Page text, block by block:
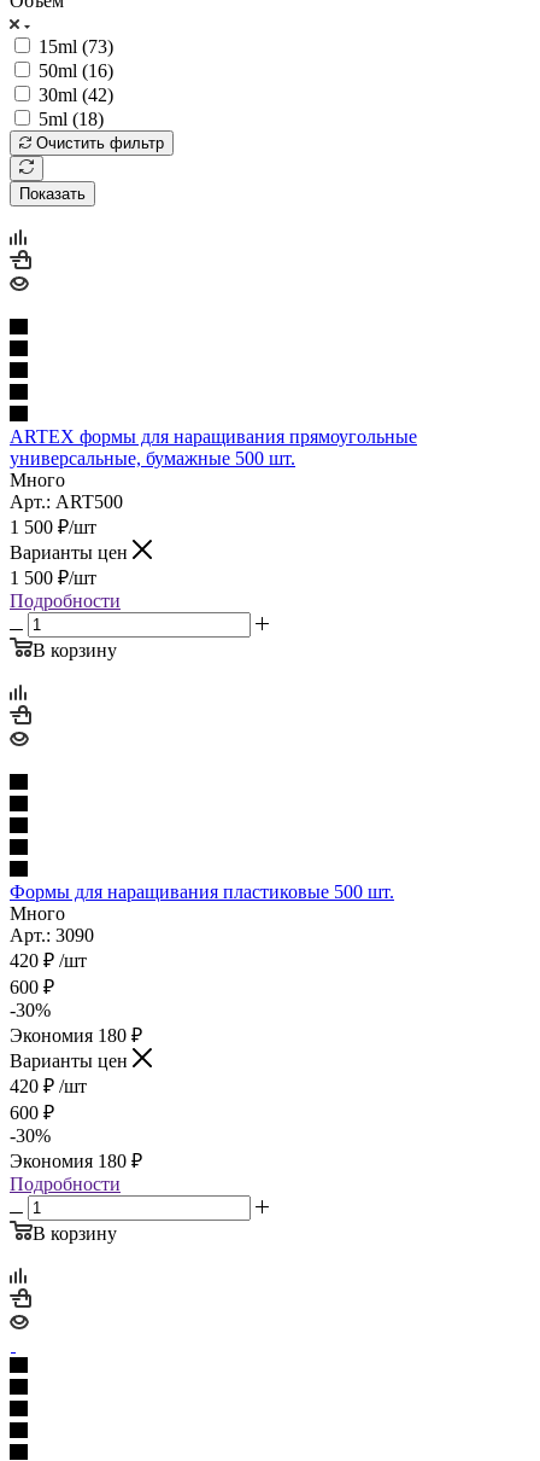
15ml (73)
50ml (16)
30ml (42)
5ml (18)
Очистить фильтр
Показать
ARTEX формы для наращивания прямоугольные
универсальные, бумажные 500 шт.
Много
Арт.: ART500
1 500 ₽/шт
Варианты цен
1 500 ₽/шт
Подробности
В корзину
Формы для наращивания пластиковые 500 шт.
Много
Арт.: 3090
420 ₽ /шт
600 ₽
-30%
Экономия 180 ₽
Варианты цен
420 ₽ /шт
600 ₽
-30%
Экономия 180 ₽
Подробности
В корзину